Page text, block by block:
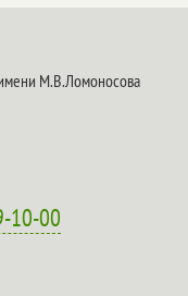
имени М.В.Ломоносова
10-00